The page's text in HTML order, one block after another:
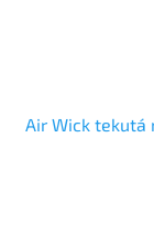
Air Wick tekutá